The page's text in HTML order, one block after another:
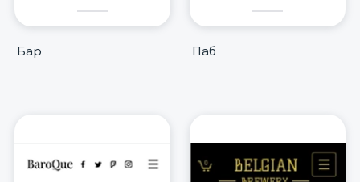
Бар Паб